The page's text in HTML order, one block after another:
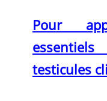
Pour
testicules